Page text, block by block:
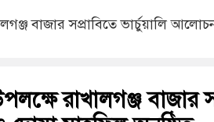
বাজার সপ্রাবিতে ভার্চুয়ালি
রাখালগঞ্জ বাজার